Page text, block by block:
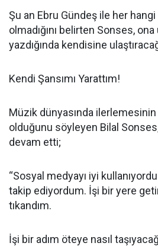
Şu an Ebru Gündeş ile her hangi
olmadığını belirten Sonses,
yazdığında kendisine
Kendi Şansımı Yarattım!
Müzik dünyasında ilerlemesinin
olduğunu söyleyen Bilal
devam etti;
“Sosyal medyayı iyi
takip ediyordum. İşi bir yere
tıkandım.
İşi bir adım öteye nasıl